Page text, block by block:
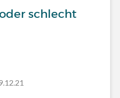
schlecht